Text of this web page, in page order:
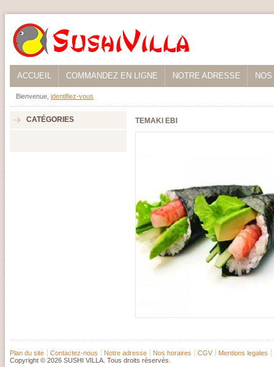
ACCUEIL COMMANDEZ EN LIGNE NOTRE ADRESSE
Bienvenue, identifiez-vous
CATÉGORIES TEMAKI EBI
Plan du site Contactez-nous Notre adresse Nos horaires CGV
Mentions legales
Copyright © 2026 SUSHI VILLA. Tous droits réservés.